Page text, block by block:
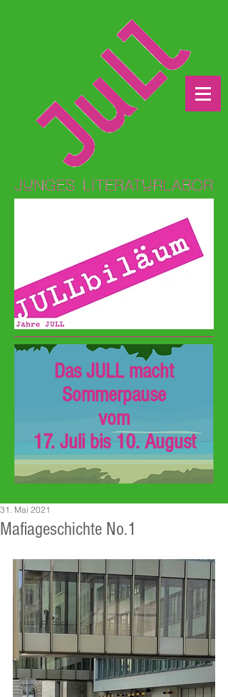
Das JULL macht
Sommerpause
vom
17. Juli bis 10. August
Mafiageschichte No.1
31. Mai 2021